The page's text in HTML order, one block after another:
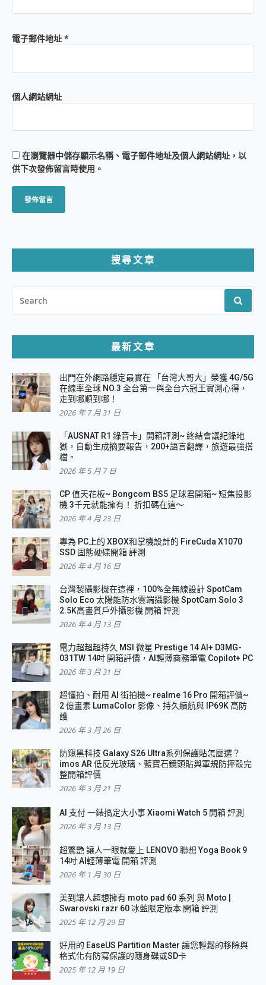
電子郵件地址 *
個人網站網址
在瀏覽器中儲存顯示名稱、電子郵件地址及個人網站網址，以
供下次發佈留言時使用。
搜尋文章
FOR:
最新文章
出門在外網路穩定最實在 「台灣大哥大」榮獲 4G/5G
在線率全球 NO.3 全台第一與全台六冠王實測心得，
走到哪順到哪！
2026 年 7 月 31 日
「AUSNAT R1 錄音卡」開箱評測~ 終結會議紀錄地
獄，自動生成摘要報告，200+語言翻譯，旅遊最強搭
檔。
2026 年 5 月 7 日
CP 值天花板~ Bongcom BS5 足球君開箱~ 短焦投影
機 3千元就能擁有！ 折扣碼在這～
2026 年 4 月 23 日
專為 PC上的 XBOX和掌機設計的 FireCuda X1070
SSD 固態硬碟開箱 評測
2026 年 4 月 16 日
台灣製攝影機在這裡，100%全無線設計 SpotCam
Solo Eco 太陽能防水雲端攝影機 SpotCam Solo 3
2.5K高畫質戶外攝影機 開箱 評測
2026 年 4 月 13 日
電力超超超持久 MSI 微星 Prestige 14 AI+ D3MG-
031TW 14吋 開箱評價，AI輕薄商務筆電 Copilot+ PC
2026 年 3 月 31 日
超懂拍、耐用 AI 街拍機~ realme 16 Pro 開箱評價~
2 億畫素 LumaColor 影像、持久續航與 IP69K 高防
護
2026 年 3 月 26 日
防窺黑科技 Galaxy S26 Ultra系列保護貼怎麼選？
imos AR 低反光玻璃、藍寶石鏡頭貼與軍規防摔殼完
整開箱評價
2026 年 3 月 21 日
AI 支付 一錶搞定大小事 Xiaomi Watch 5 開箱 評測
2026 年 3 月 13 日
超驚艷 讓人一眼就愛上 LENOVO 聯想 Yoga Book 9
14吋 AI輕薄筆電 開箱 評測
2026 年 1 月 30 日
美到讓人超想擁有 moto pad 60 系列 與 Moto |
Swarovski razr 60 冰藍限定版本 開箱 評測
2025 年 12 月 29 日
好用的 EaseUS Partition Master 讓您輕鬆的移除與
格式化有防寫保護的隨身碟或SD卡
2025 年 12 月 19 日